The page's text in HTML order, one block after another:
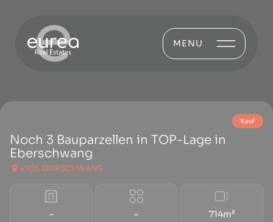
MENU
Kauf
Noch 3 Bauparzellen in TOP-Lage in
Eberschwang
4906 EBERSCHWANG
– – 714m²